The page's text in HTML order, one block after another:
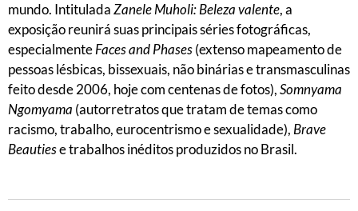
mundo. IntituladaZanele Muholi: Beleza valente, a
exposição reunirá suas principais séries fotográficas,
especialmenteFaces and Phases(extenso mapeamento de
pessoas lésbicas, bissexuais, não binárias e transmasculinas
feito desde 2006, hoje com centenas de fotos),Somnyama
Ngomyama (autorretratos que tratam de temas como
racismo, trabalho, eurocentrismo e sexualidade), Brave
Beautiese trabalhos inéditos produzidos no Brasil.